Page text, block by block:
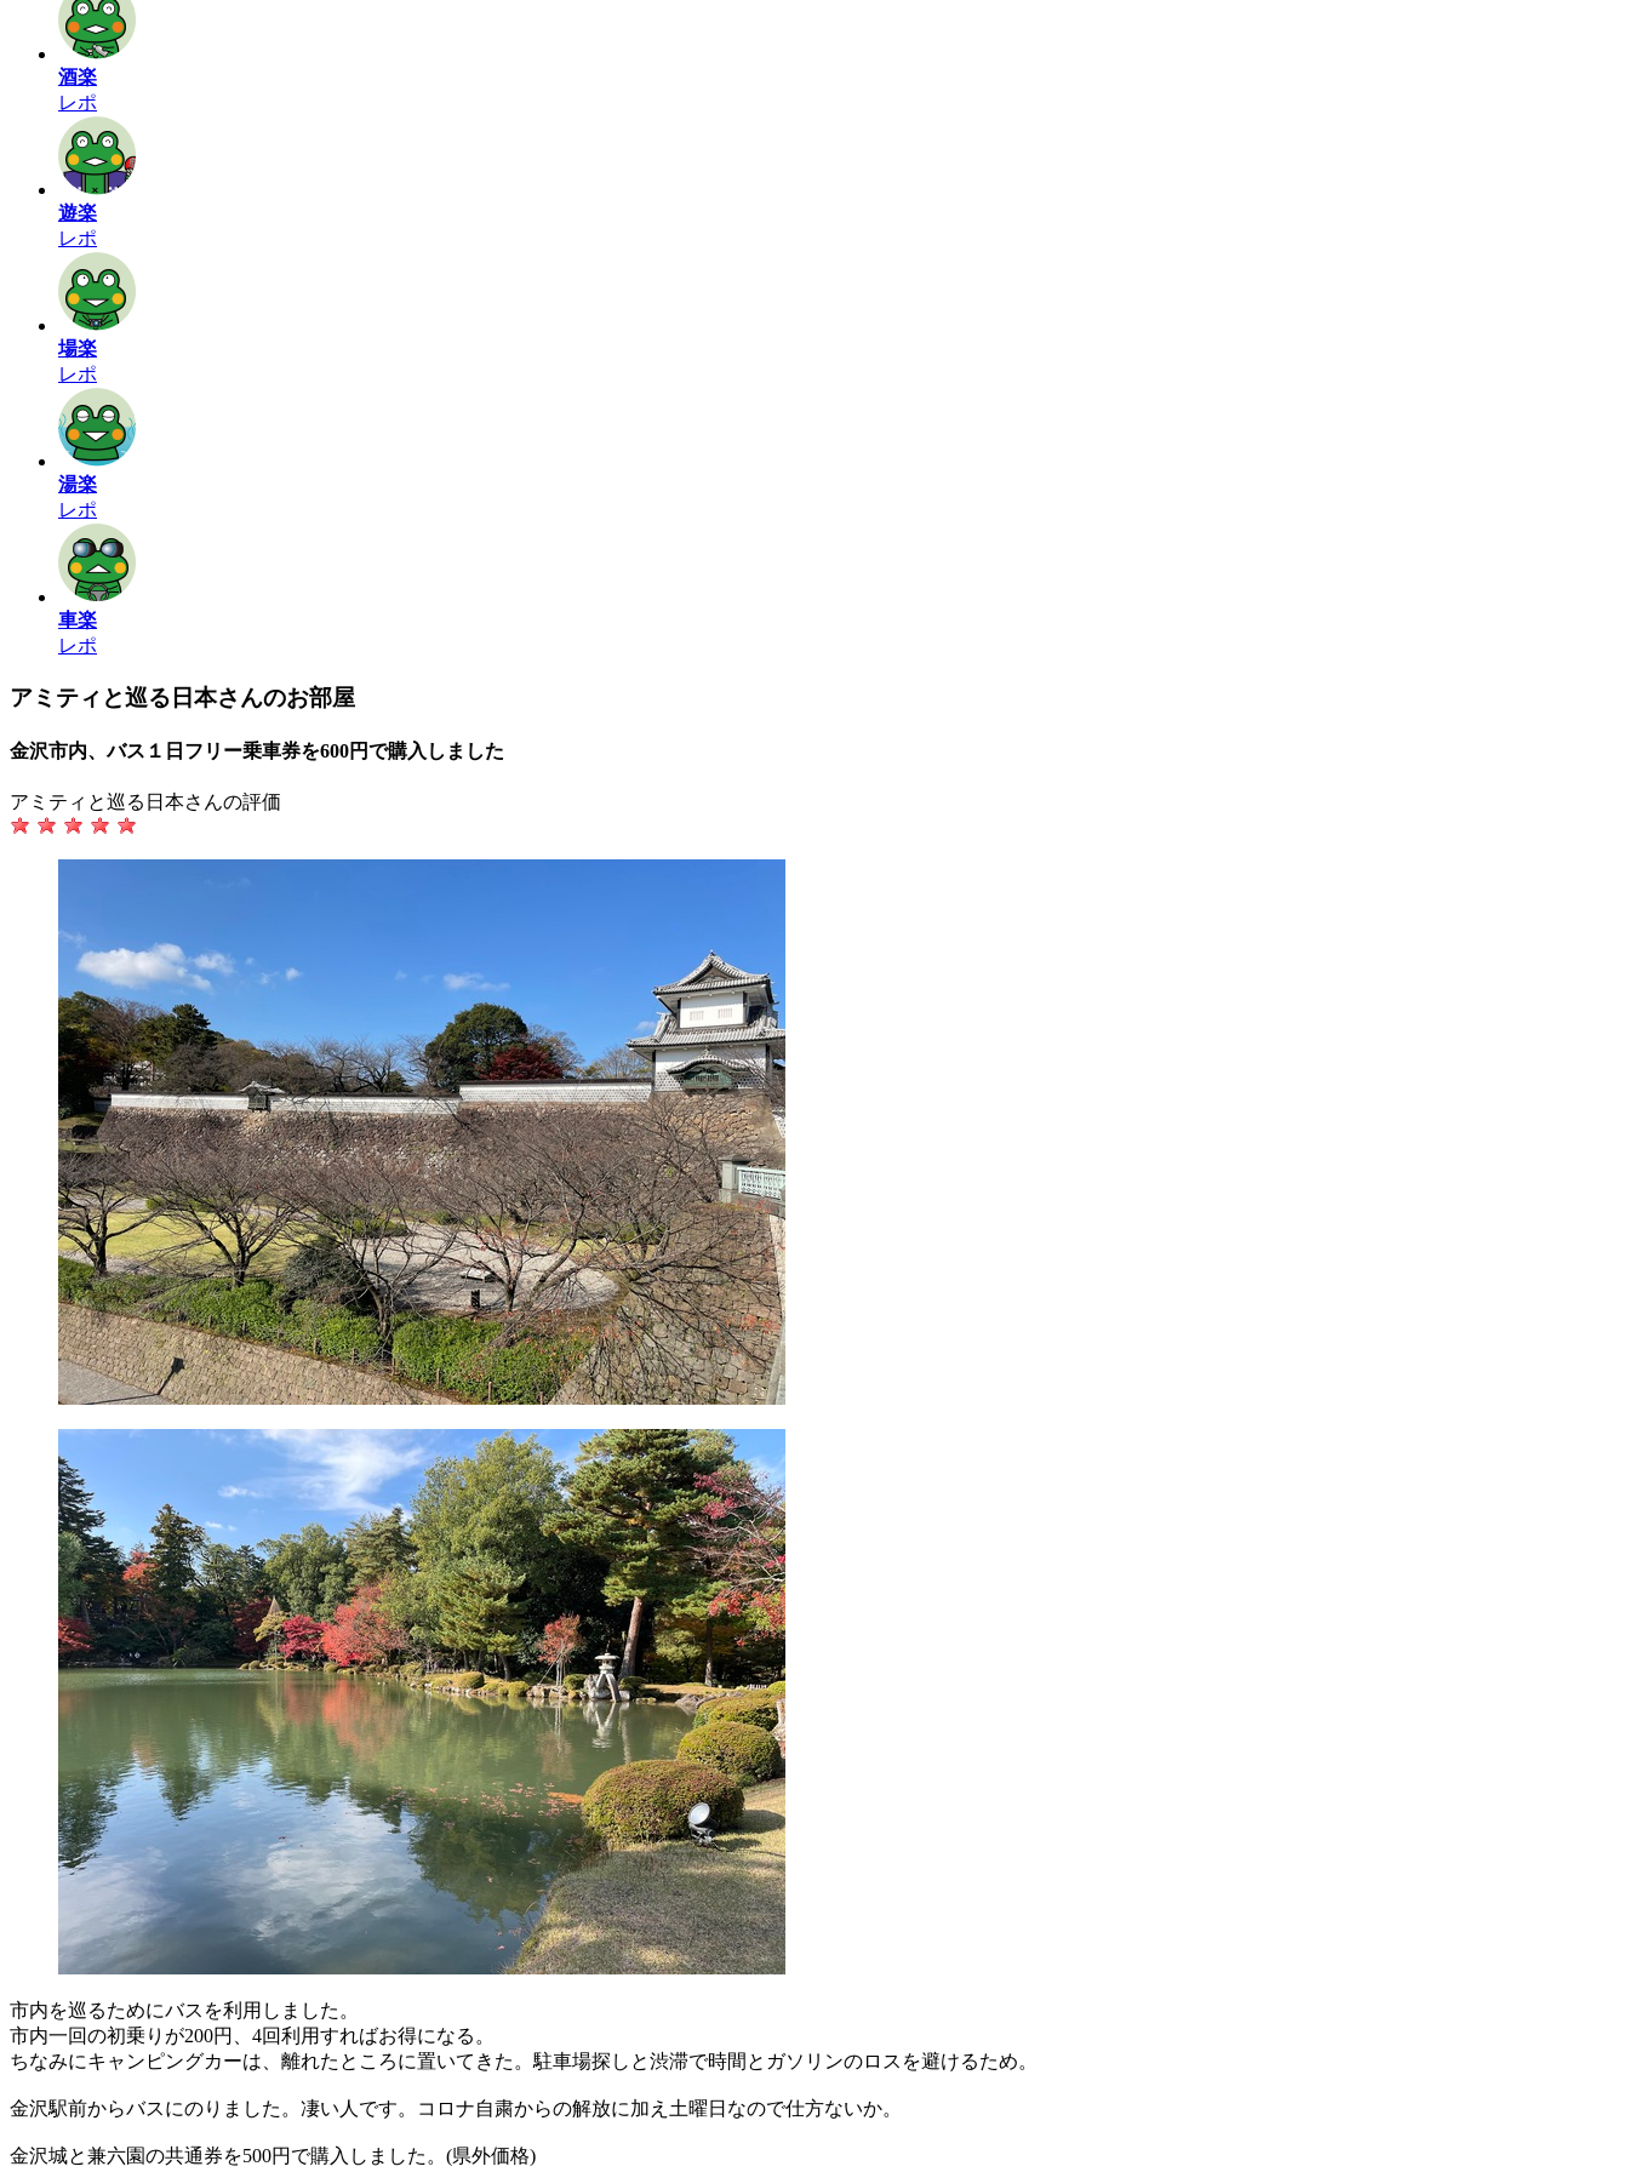
酒楽
レポ
遊楽
レポ
場楽
レポ
湯楽
レポ
車楽
レポ
アミティと巡る日本さんのお部屋
金沢市内、バス１日フリー乗車券を600円で購入しました
アミティと巡る日本さんの評価
市内を巡るためにバスを利用しました。
市内一回の初乗りが200円、4回利用すればお得になる。
ちなみにキャンピングカーは、離れたところに置いてきた。駐車場探しと渋滞で時間とガソリンのロスを避けるため。
金沢駅前からバスにのりました。凄い人です。コロナ自粛からの解放に加え土曜日なので仕方ないか。
金沢城と兼六園の共通券を500円で購入しました。(県外価格)